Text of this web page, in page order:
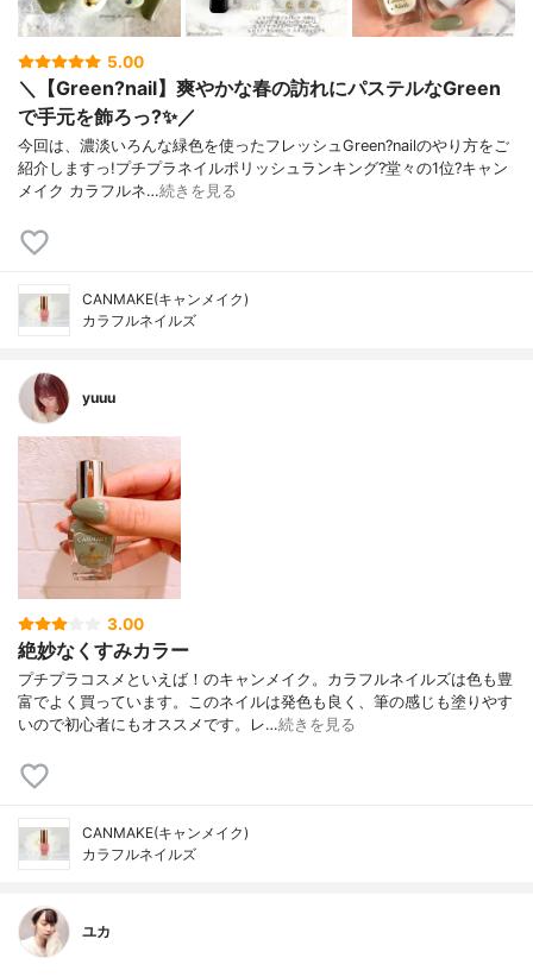
5.00
＼【Green?nail】爽やかな春の訪れにパステルなGreen
で手元を飾ろっ?✨／
今回は、濃淡いろんな緑色を使ったフレッシュGreen?nailのやり方をご
紹介しますっ!プチプラネイルポリッシュランキング?堂々の1位?キャン
メイク カラフルネ…続きを見る
CANMAKE(キャンメイク)
カラフルネイルズ
yuuu
3.00
絶妙なくすみカラー
プチプラコスメといえば！のキャンメイク。カラフルネイルズは色も豊
富でよく買っています。このネイルは発色も良く、筆の感じも塗りやす
いので初心者にもオススメです。レ…続きを見る
CANMAKE(キャンメイク)
カラフルネイルズ
ユカ